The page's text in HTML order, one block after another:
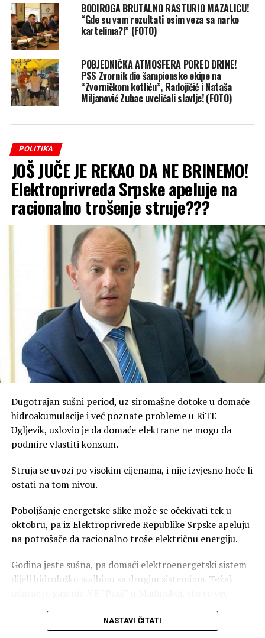
BODIROGA BRUTALNO RASTURIO MAZALICU!
“Gde su vam rezultati osim veza sa narko
kartelima?!” (FOTO)
POBJEDNIČKA ATMOSFERA PORED DRINE!
PSS Zvornik dio šampionske ekipe na
“Zvorničkom kotliću”, Radojičić i Nataša
Miljanović Zubac uveličali slavlje! (FOTO)
POLITIKA
JOŠ JUČE JE REKAO DA NE BRINEMO!
Elektroprivreda Srpske apeluje na
racionalno trošenje struje???
Dugotrajan sušni period, uz siromašne dotoke u domaće
hidroakumulacije i već poznate probleme u RiTE
Ugljevik, uslovio je da domaće elektrane ne mogu da
podmire vlastiti konzum.
Struja se uvozi po visokim cijenama, i nije izvjesno hoće li
ostati na tom nivou.
Poboljšanje energetske slike može se očekivati tek u
oktobru, pa iz Elektroprivrede Republike Srpske apeluju
na potrošače da racionalno troše električnu energiju.
Godina jeste sušna, pa domaći elektroenergetski sistem
dijeli hidrološku sudbinu sa drugim sistemima. Težak
– Imamo ozbiljan nedostatak energije u regionu i da će
NASTAVI ČITATI